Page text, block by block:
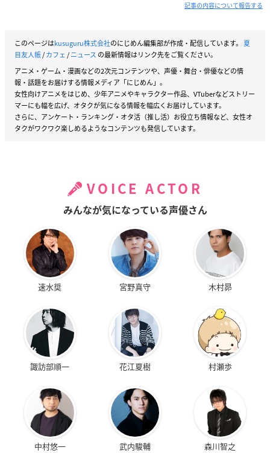
記事の内容について報告する
このページはkusuguru株式会社のにじめん編集部が作成・配信しています。 夏
目友人帳/カフェ/ニュース の最新情報はリンク先をご覧ください。
アニメ・ゲーム・漫画などの2次元コンテンツや、声優・舞台・俳優などの情
報・話題をお届けする情報メディア「にじめん」。
女性向けアニメをはじめ、少年アニメやキャラクター作品、VTuberなどストリー
マーにも幅を広げ、オタクが気になる情報を幅広くお届けしています。
さらに、アンケート・ランキング・オタ活（推し活）お役立ち情報など、女性オ
タクがワクワク楽しめるようなコンテンツも発信しています。
VOICE ACTOR
みんなが気になっている声優さん
速水奨 宮野真守 木村昴
諏訪部順一 花江夏樹 村瀬歩
中村悠一 武内駿輔 森川智之